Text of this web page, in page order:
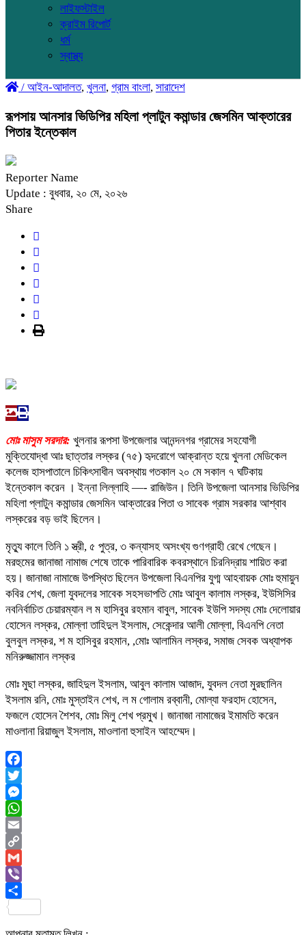
লাইফস্টাইল
ক্রাইম রিপোর্ট
ধর্ম
স্বাস্থ্য
/ আইন-আদালত, খুলনা, গ্রাম বাংলা, সারাদেশ
রূপসায় আনসার ভিডিপির মহিলা প্লাটুন কমান্ডার জেসমিন আক্তারের
পিতার ইন্তেকাল
Reporter Name
Update : বুধবার, ২০ মে, ২০২৬
Share
মোঃ মাসুম সরদার: খুলনার রূপসা উপজেলার আনন্দনগর গ্রামের সহযোগী
মুক্তিযোদ্ধা আঃ ছাত্তার লস্কর (৭৫) হৃদরোগে আক্রান্ত হয়ে খুলনা মেডিকেল
কলেজ হাসপাতালে চিকিৎসাধীন অবস্থায় গতকাল ২০ মে সকাল ৭ ঘটিকায়
ইন্তেকাল করেন । ইন্না লিল্লাহি —- রাজিউন। তিনি উপজেলা আনসার ভিডিপির
মহিলা প্লাটুন কমান্ডার জেসমিন আক্তারের পিতা ও সাবেক গ্রাম সরকার আশ্বাব
লস্করের বড় ভাই ছিলেন।
মৃত্যু কালে তিনি ১ স্ত্রী, ৫ পুত্র, ৩ কন্যাসহ অসংখ্য গুণগ্রাহী রেখে গেছেন।
মরহুমের জানাজা নামাজ শেষে তাকে পারিবারিক কবরস্থানে চিরনিদ্রায় শায়িত করা
হয়। জানাজা নামাজে উপস্থিত ছিলেন উপজেলা বিএনপির যুগ্ম আহবায়ক মোঃ হুমায়ুন
কবির শেখ, জেলা যুবদলের সাবেক সহসভাপতি মোঃ আবুল কালাম লস্কর, ইউসিসির
নবনির্বাচিত চেয়ারম্যান ল ম হাসিবুর রহমান বাবুল, সাবেক ইউপি সদস্য মোঃ দেলোয়ার
হোসেন লস্কর, মোল্লা তাহিদুল ইসলাম, সেকেন্দার আলী মোল্লা, বিএনপি নেতা
বুলবুল লস্কর, শ ম হাসিবুর রহমান, ,মোঃ আলামিন লস্কর, সমাজ সেবক অধ্যাপক
মনিরুজ্জামান লস্কর
মোঃ মুছা লস্কর, জাহিদুল ইসলাম, আবুল কালাম আজাদ, যুবদল নেতা মুরছালিন
ইসলাম রনি, মোঃ মুস্তাইন শেখ, ল ম গোলাম রব্বানী, মোল্যা ফরহাদ হোসেন,
ফজলে হোসেন শৈশব, মোঃ মিলু শেখ প্রমুখ। জানাজা নামাজের ইমামতি করেন
মাওলানা রিয়াজুল ইসলাম, মাওলানা হুসাইন আহম্মেদ।
Facebook
Twitter
Messenger
WhatsApp
Email
Copy
Link
Gmail
Viber